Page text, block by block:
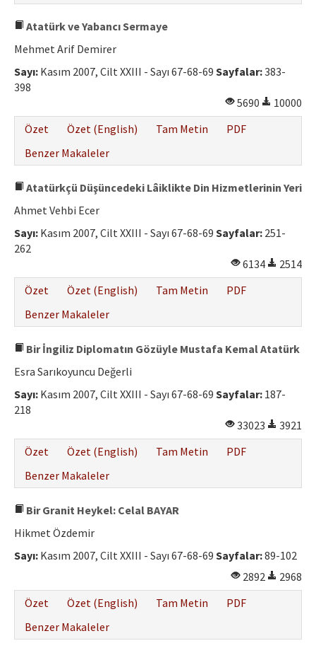
Atatürk ve Yabancı Sermaye
Mehmet Arif Demirer
Sayı: Kasım 2007, Cilt XXIII - Sayı 67-68-69 Sayfalar:383-
398
5690
10000
Özet
Özet (English) Tam Metin
PDF
Benzer Makaleler
Atatürkçü Düşüncedeki Lâiklikte Din Hizmetlerinin Yeri
Ahmet Vehbi Ecer
Sayı: Kasım 2007, Cilt XXIII - Sayı 67-68-69 Sayfalar: 251-
262
6134
2514
Özet
Özet (English) Tam Metin
PDF
Benzer Makaleler
Bir İngiliz Diplomatın Gözüyle Mustafa Kemal Atatürk
Esra Sarıkoyuncu Değerli
Sayı: Kasım 2007, Cilt XXIII - Sayı 67-68-69 Sayfalar: 187-
218
33023
3921
Özet
Özet (English) Tam Metin
PDF
Benzer Makaleler
Bir Granit Heykel: Celal BAYAR
Hikmet Özdemir
Sayı: Kasım 2007, Cilt XXIII - Sayı 67-68-69 Sayfalar:89-102
2892
2968
Özet
Özet (English) Tam Metin
PDF
Benzer Makaleler